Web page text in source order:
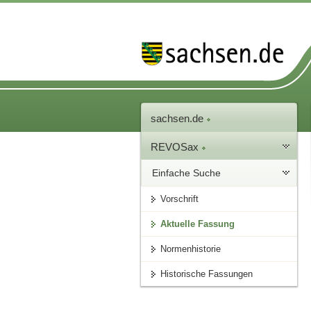
sachsen.de
REVOSax
Einfache Suche
Vorschrift
Aktuelle Fassung
Normenhistorie
Historische Fassungen